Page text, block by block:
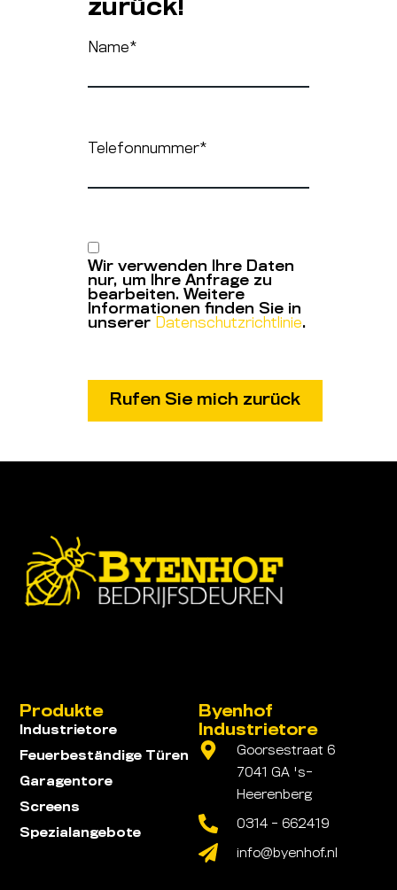
zurück!
Name*
Telefonnummer*
Wir verwenden Ihre Daten
nur, um Ihre Anfrage zu
bearbeiten. Weitere
Informationen finden Sie in
unserer Datenschutzrichtlinie.
Byenhof
Industrietore
Goorsestraat 6
7041 GA 's-
Heerenberg
0314 - 662419
info@byenhof.nl
Produkte
Industrietore
Feuerbeständige Türen
Garagentore
Screens
Spezialangebote